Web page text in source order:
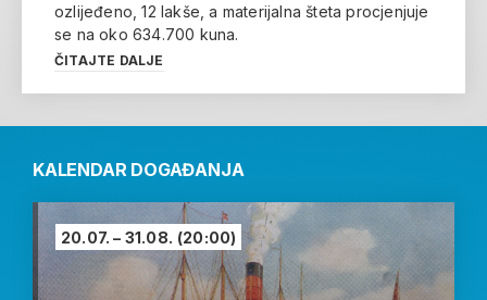
ozlijeđeno, 12 lakše, a materijalna šteta procjenjuje
se na oko 634.700 kuna.
ČITAJTE DALJE
KALENDAR DOGAĐANJA
20.07. – 31.08. (20:00)